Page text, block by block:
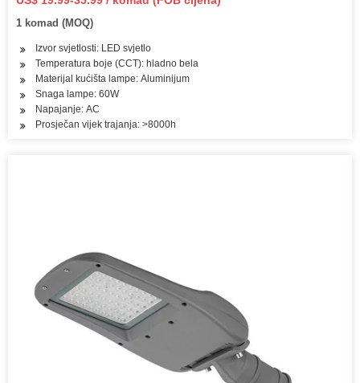
1 komad (MOQ)
Izvor svjetlosti: LED svjetlo
Temperatura boje (CCT): hladno bela
Materijal kućišta lampe: Aluminijum
Snaga lampe: 60W
Napajanje: AC
Prosječan vijek trajanja: >8000h